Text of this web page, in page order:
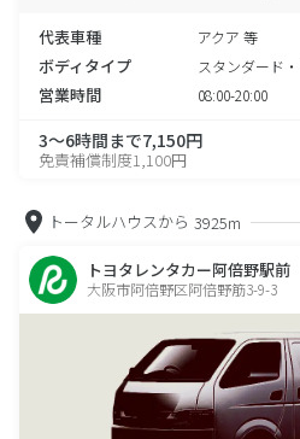
代表車種 アクア 等
ボディタイプ スタンダード
営業時間 08:00-20:00
3～6時間まで7,150円
免責補償制度1,100円
トータルハウスから 3925m
トヨタレンタカー阿倍野駅前
大阪市阿倍野区阿倍野筋3-9-3